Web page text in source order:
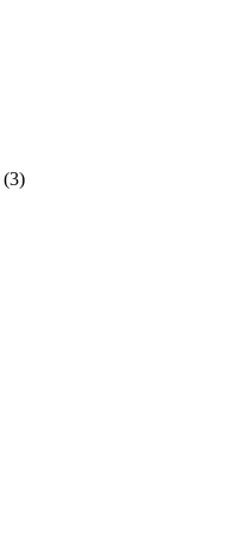
(3)